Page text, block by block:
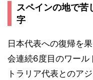
スペインの地で苦
字
日本代表への復帰を
会連続6度目のワール
トラリア代表とのア